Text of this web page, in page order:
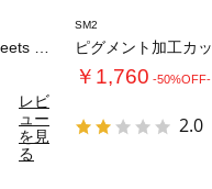
レビ
ュー
を見
る
SM2
￥1,760 -50%OFF-
2.0